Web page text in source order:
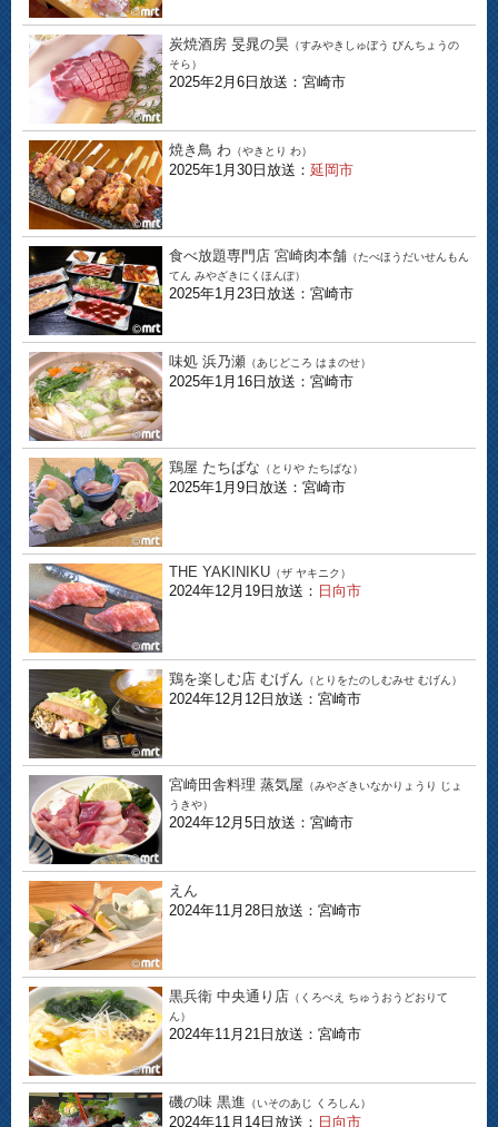
炭焼酒房 旻晁の昊 （すみやきしゅぼう びんちょうの
そら）
2025年2月6日放送：宮崎市
焼き鳥 わ （やきとり わ）
2025年1月30日放送： 延岡市
食べ放題専門店 宮崎肉本舗 （たべほうだいせんもん
てん みやざきにくほんぽ）
2025年1月23日放送：宮崎市
味処 浜乃瀬 （あじどころ はまのせ）
2025年1月16日放送：宮崎市
鶏屋 たちばな （とりや たちばな）
2025年1月9日放送：宮崎市
THE YAKINIKU （ザ ヤキニク）
2024年12月19日放送： 日向市
鶏を楽しむ店 むげん （とりをたのしむみせ むげん）
2024年12月12日放送：宮崎市
宮崎田舎料理 蒸気屋 （みやざきいなかりょうり じょ
うきや）
2024年12月5日放送：宮崎市
えん
2024年11月28日放送：宮崎市
黒兵衛 中央通り店 （くろべえ ちゅうおうどおりて
ん）
2024年11月21日放送：宮崎市
磯の味 黒進 （いそのあじ くろしん）
2024年11月14日放送： 日向市